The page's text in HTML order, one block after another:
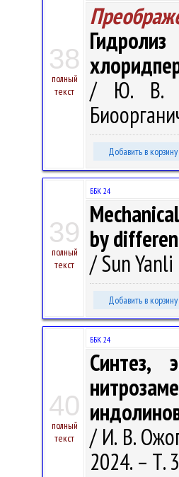
38
полный
текст
/ Ю. В.
Добавить в корзину
39
полный
текст
ББК 24
by
/ Sun
Добавить в корзину
40
полный
текст
ББК 24
Синтез,
/ И. В.
2024. – Т.